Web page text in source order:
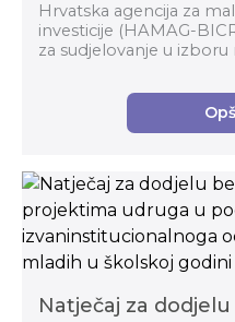
Hrvatska agencija za
investicije (HAMAG-
za sudjelovanje u
Natječaj za